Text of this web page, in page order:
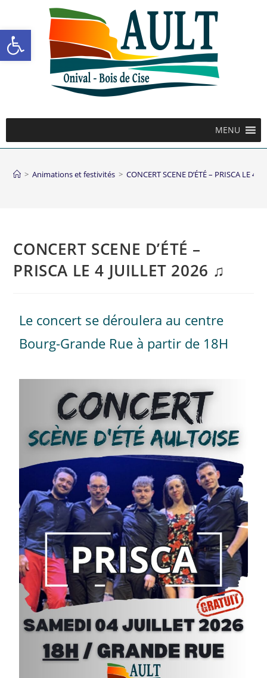
Ouvrir la barre d’outils
MENU
> Animations et festivités > CONCERT SCENE D’ÉTÉ – PRISCA LE 4
CONCERT SCENE D’ÉTÉ –
PRISCA LE 4 JUILLET 2026 ♫
Le concert se déroulera au centre
Bourg-Grande Rue à partir de 18H